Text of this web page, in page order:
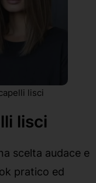
lisci
lisci
scelta audace e
pratico ed